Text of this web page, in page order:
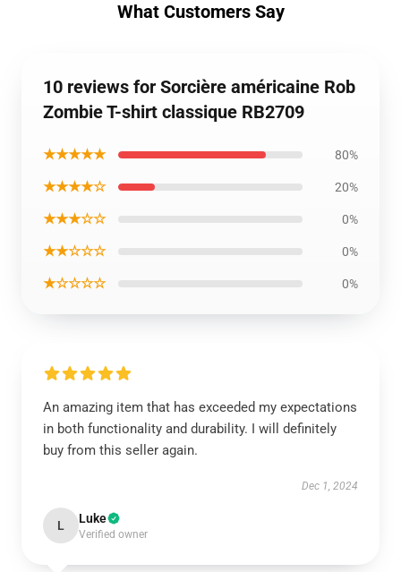
What Customers Say
10 reviews for Sorcière américaine Rob
Zombie T-shirt classique RB2709
★★★★★ 80%
★★★★☆ 20%
★★★☆☆ 0%
★★☆☆☆ 0%
★☆☆☆☆ 0%
An amazing item that has exceeded my expectations
in both functionality and durability. I will definitely
buy from this seller again.
Dec 1, 2024
L Luke
Verified owner